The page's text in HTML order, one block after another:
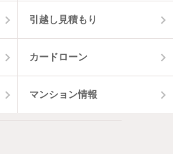
引越し見積もり
カードローン
マンション情報